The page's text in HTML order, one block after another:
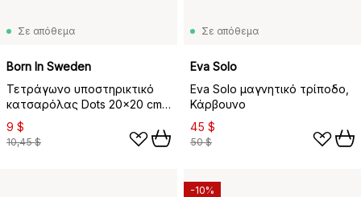
Σε απόθεμα
Born In Sweden
Τετράγωνο υποστηρικτικό
κατσαρόλας Dots 20x20 cm,
Καφέ
9 $
10,45 $
Σε απόθεμα
Eva Solo
Eva Solo μαγνητικό τρίποδο,
Κάρβουνο
45 $
50 $
-10%